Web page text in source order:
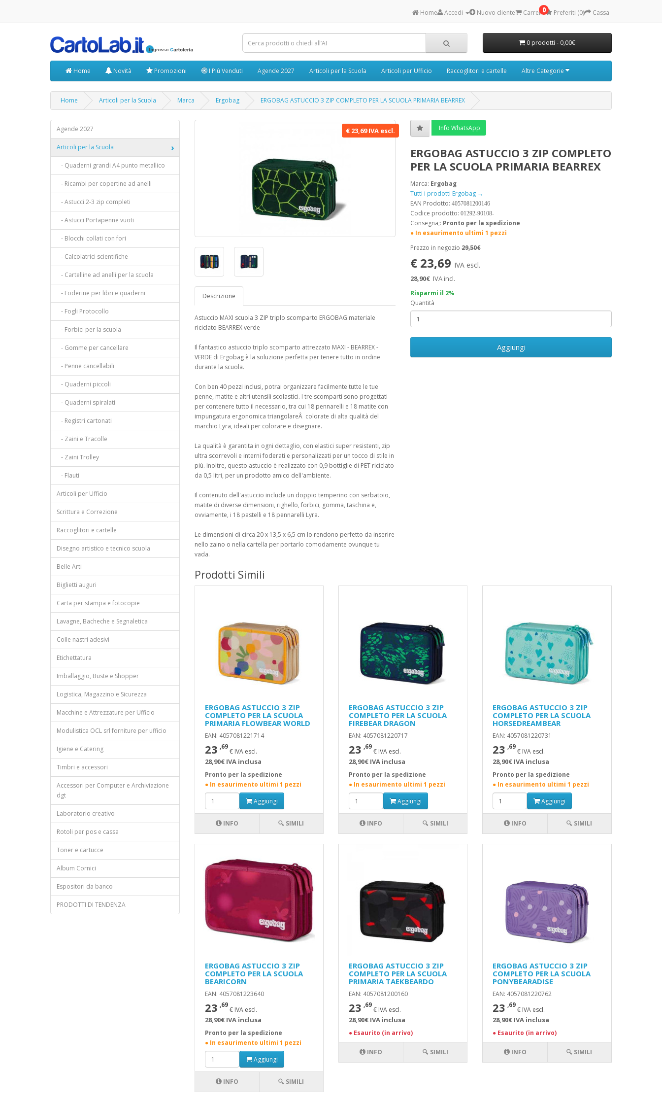
Home Accedi Nuovo cliente 0
Carrello Preferiti (0) Cassa
0 prodotti - 0,00€
Home Novità Promozioni I Più Venduti Agende 2027 Articoli per la Scuola Articoli per Ufficio Raccoglitori e cartelle Altre Categorie
Home Articoli per la Scuola Marca Ergobag ERGOBAG ASTUCCIO 3 ZIP COMPLETO PER LA SCUOLA PRIMARIA BEARREX
Agende 2027
Articoli per la Scuola
- Quaderni grandi A4 punto metallico
- Ricambi per copertine ad anelli
- Astucci 2-3 zip completi
- Astucci Portapenne vuoti
- Blocchi collati con fori
- Calcolatrici scientifiche
- Cartelline ad anelli per la scuola
- Foderine per libri e quaderni
- Fogli Protocollo
- Forbici per la scuola
- Gomme per cancellare
- Penne cancellabili
- Quaderni piccoli
- Quaderni spiralati
- Registri cartonati
- Zaini e Tracolle
- Zaini Trolley
- Flauti
Articoli per Ufficio
Scrittura e Correzione
Raccoglitori e cartelle
Disegno artistico e tecnico scuola
Belle Arti
Biglietti auguri
Carta per stampa e fotocopie
Lavagne, Bacheche e Segnaletica
Colle nastri adesivi
Etichettatura
Imballaggio, Buste e Shopper
Logistica, Magazzino e Sicurezza
Macchine e Attrezzature per Ufficio
Modulistica OCL srl forniture per ufficio
Igiene e Catering
Timbri e accessori
Accessori per Computer e Archiviazione
dgt
Laboratorio creativo
Rotoli per pos e cassa
Toner e cartucce
Album Cornici
Espositori da banco
PRODOTTI DI TENDENZA
€ 23,69 IVA escl.
Descrizione
Astuccio MAXI scuola 3 ZIP triplo scomparto ERGOBAG materiale
riciclato BEARREX verde
Il fantastico astuccio triplo scomparto attrezzato MAXI - BEARREX -
VERDE di Ergobag è la soluzione perfetta per tenere tutto in ordine
durante la scuola.
Con ben 40 pezzi inclusi, potrai organizzare facilmente tutte le tue
penne, matite e altri utensili scolastici. I tre scomparti sono progettati
per contenere tutto il necessario, tra cui 18 pennarelli e 18 matite con
impungatura ergonomica triangolareÂ colorate di alta qualità del
marchio Lyra, ideali per colorare e disegnare.
La qualità è garantita in ogni dettaglio, con elastici super resistenti, zip
ultra scorrevoli e interni foderati e personalizzati per un tocco di stile in
più. Inoltre, questo astuccio è realizzato con 0,9 bottiglie di PET riciclato
da 0,5 litri, per un prodotto amico dell'ambiente.
Il contenuto dell'astuccio include un doppio temperino con serbatoio,
matite di diverse dimensioni, righello, forbici, gomma, taschina e,
ovviamente, i 18 pastelli e 18 pennarelli Lyra.
Le dimensioni di circa 20 x 13,5 x 6,5 cm lo rendono perfetto da inserire
nello zaino o nella cartella per portarlo comodamente ovunque tu
vada.
Info WhatsApp
ERGOBAG ASTUCCIO 3 ZIP COMPLETO
PER LA SCUOLA PRIMARIA BEARREX
Marca: Ergobag
Tutti i prodotti Ergobag →
EAN Prodotto:4057081200146
Codice prodotto:01292-90108-
Consegna;: Pronto per la spedizione
● In esaurimento ultimi 1 pezzi
Prezzo in negozio29,50€
€ 23,69 IVA escl.
28,90€ IVA incl.
Risparmi il 2%
Quantità
Aggiungi
Prodotti Simili
ERGOBAG ASTUCCIO 3 ZIP
COMPLETO PER LA SCUOLA
PRIMARIA FLOWBEAR WORLD
EAN: 4057081221714
23 ,69
€ IVA escl.
28,90€ IVA inclusa
Pronto per la spedizione
● In esaurimento ultimi 1 pezzi
Aggiungi
INFO 🔍 SIMILI
ERGOBAG ASTUCCIO 3 ZIP
COMPLETO PER LA SCUOLA
FIREBEAR DRAGON
EAN: 4057081220717
23 ,69
€ IVA escl.
28,90€ IVA inclusa
Pronto per la spedizione
● In esaurimento ultimi 1 pezzi
Aggiungi
INFO 🔍 SIMILI
ERGOBAG ASTUCCIO 3 ZIP
COMPLETO PER LA SCUOLA
HORSEDREAMBEAR
EAN: 4057081220731
23 ,69
€ IVA escl.
28,90€ IVA inclusa
Pronto per la spedizione
● In esaurimento ultimi 1 pezzi
Aggiungi
INFO 🔍 SIMILI
ERGOBAG ASTUCCIO 3 ZIP
COMPLETO PER LA SCUOLA
BEARICORN
EAN: 4057081223640
23 ,69
€ IVA escl.
28,90€ IVA inclusa
Pronto per la spedizione
● In esaurimento ultimi 1 pezzi
Aggiungi
INFO 🔍 SIMILI
ERGOBAG ASTUCCIO 3 ZIP
COMPLETO PER LA SCUOLA
PRIMARIA TAEKBEARDO
EAN: 4057081200160
23 ,69
€ IVA escl.
28,90€ IVA inclusa
● Esaurito (in arrivo)
INFO 🔍 SIMILI
ERGOBAG ASTUCCIO 3 ZIP
COMPLETO PER LA SCUOLA
PONYBEARADISE
EAN: 4057081220762
23 ,69
€ IVA escl.
28,90€ IVA inclusa
● Esaurito (in arrivo)
INFO 🔍 SIMILI